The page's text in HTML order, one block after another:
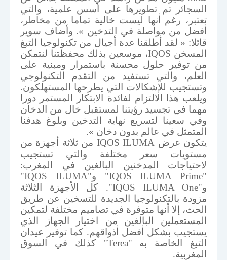
السجائر تم تطويرها على أسس علمية، والتي
تعتبر، رغم أنها ليست خالية تماما من مخاطر،
أفضل من مواصلة في التدخين ». وأضاف سوير
قائلا: « لقد أطلقنا عدة أجيال من تكنولوجيا التبغ
المسخن IQOS، موسعين بذلك محفظتنا لنتمكن
من توفير حلول محسنة باستمرار ومبنية على
العلم، والتي تستفيد من التقدم التكنولوجي
وتستجيب للإشكالات التي يطرحها المستهلكون.
ويلعب هذا الالتزام لفائدة الابتكار المستمر دورا
مهما في تجسيد رؤيتنا لمستقبل خال من الدخان
وفي سعينا لتسريع نهاية التدخين وبلوغ هدفنا
المتمثل في عالم بدون دخان ».
يتكون عرض IQOS ILUMA من ثلاثة أجهزة من
مستويات سعر مختلفة والتي تستجيب
لاحتياجات المدخنين البالغين في المغرب:
"
IQOS ILUMA Prime" و"IQOS ILUMA
"
و"IQOS ILUMA One". كل الأجهزة الثلاثة
مزودة بالتكنولوجيا الجديدة للتسخين عن طريق
الحث، إلا أنها متوفرة في تصاميم مختلفة لتمكين
المستعملين البالغين من اختيار الجهاز الذي
يستجيب بشكل أفضل أذواقهم. كما توفير عيدان
التبغ الخاصة به "Terea" كذلك في السوق
المغربية.